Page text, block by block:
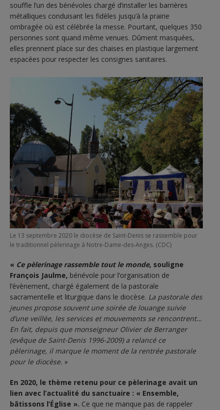
souffle l’un des bénévoles chargé d’installer les barrières
métalliques conduisant les fidèles jusqu’à la prairie
ombragée où est célébrée la messe. Pourtant, quelques 350
personnes sont quand même venues. Dûment masquées,
elles prennent place sur des chaises en plastique largement
espacées pour respecter les consignes sanitaires.
Le 13 septembre 2020 le diocèse de Saint-Denis se rassemble pour
le traditionnel pèlerinage à Notre-Dame-des-Anges. (CDC)
« Ce pèlerinage rassemble tout le monde, souligne
François Jaulme, bénévole pour l’organisation de
l’évènement, chargé également de la pastorale
sacramentelle et liturgique dans le diocèse. La pastorale des
jeunes propose souvent une soirée de louange suivie
d’une veillée, les services et mouvements se rencontrent…
En fait, depuis que monseigneur Olivier de Berranger
(evêque de Saint-Denis 1996-2009) a relancé ce
pèlerinage, il marque le moment de la rentrée pastorale
pour le diocèse. »
En 2020, le thème retenu pour ce pèlerinage avait un
lien avec l’actualité du sanctuaire : « Ensemble,
bâtissons l’Église ». Ce que ne manque pas de rappeler